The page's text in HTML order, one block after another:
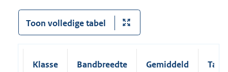
Toon volledige tabel
Klasse Bandbreedte Gemiddeld